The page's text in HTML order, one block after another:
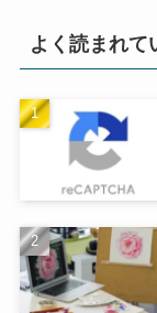
よく読まれて